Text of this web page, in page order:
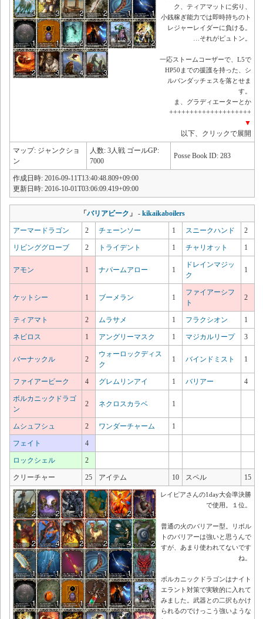
ク、ティアマットに劣り、
小銭稼ぎ能力では即時持ちのト
レジャーレイダーに負ける。
…それがピュトン。
一応ストームコーザーで、L5で
HP50までの援護を持った、シ
ルバンダッチェスを落とせま
す。
ま、グラディエーターとか
++++++++++++++++++++
▼
以下、クリックで展開
マップ: ジャンクショ
ン
人数: 3人戦 ゴールGP:
7000
Posse Book ID: 283
作成日時: 2016-09-11T13:40:48.809+09:00
更新日時: 2016-10-01T03:06:09.419+09:00
「バリアビーク 」 - kikaikaboilers
アーマードラゴン 2 チェーンソー 1 スニークハンド 2
リビンググローブ 2 トライデント 1 チャリオット 1
アモン 1 ナパームアロー 1
ドレインマジッ
ク
1
ケットシー 1 ブーメラン 1
ファイアーシフ
ト
2
ティアマト 2 ムラサメ 1 フラクシオン 1
ネビロス 1 アングリーマスク 1 マジカルリープ 3
バーナックル 2
ウォーロックディス
ク
1 バインドミスト 1
ファイアービーク 4 グレムリンアイ 1 バリアー 4
ボルカニックドラゴ
ン
2 ネクロスカラベ 1
ムシュフシュ 2 ワンダーチャーム 1
フェイト 4
ロックシェル 2
クリーチャー 25 アイテム 10 スペル 15
レイピアさんの1day大会準決勝
で使用。１位。
普通の火のバリアー型。リボル
トのバリアーは強いと思うんで
すが、あまり使われてないです
ね。
ボルカニックドラゴンはナイト
エラント対策で実験的に入れて
みました。武器との二択もかけ
られるのでけっこう強いような